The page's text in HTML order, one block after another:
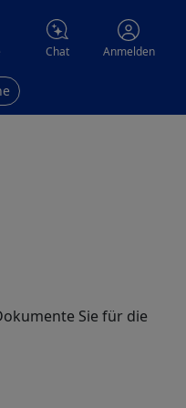
Chat Anmelden
Sie für die